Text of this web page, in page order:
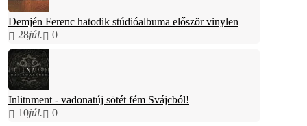
Demjén Ferenc hatodik stúdióalbuma először vinylen
28júl. 0
Inlitnment - vadonatúj sötét fém Svájcból!
10júl. 0